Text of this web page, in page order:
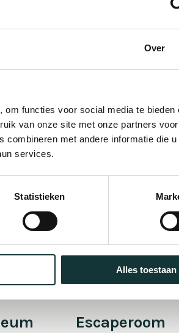
Over
functies voor social media te bieden
van onze site met onze partners
met andere informatie die
services.
Statistieken
Alles toestaan
Escaperoom